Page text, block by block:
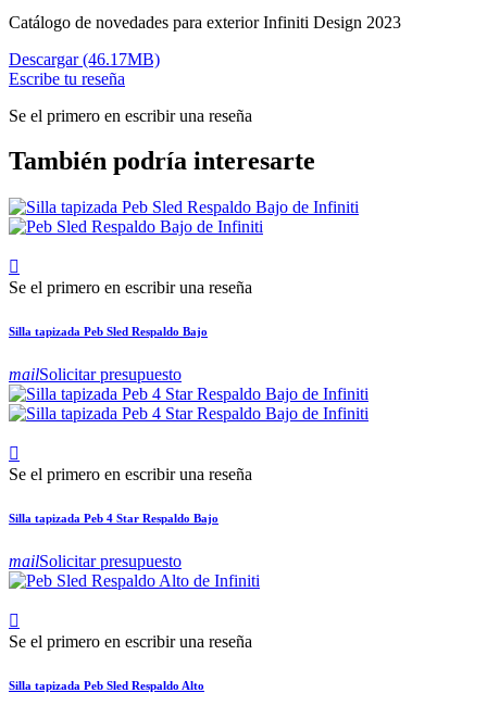
Catálogo de novedades para exterior Infiniti Design 2023
Descargar (46.17MB)
Escribe tu reseña
Se el primero en escribir una reseña
También podría interesarte

Se el primero en escribir una reseña
Silla tapizada Peb Sled Respaldo Bajo
mailSolicitar presupuesto

Se el primero en escribir una reseña
Silla tapizada Peb 4 Star Respaldo Bajo
mailSolicitar presupuesto

Se el primero en escribir una reseña
Silla tapizada Peb Sled Respaldo Alto